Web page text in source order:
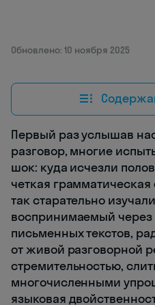
Обновлено: 10 ноября 2025
Первый раз услышав
разговор, многие
шок: куда исчезли
четкая грамматическая
так старательно
воспринимаемый через
письменных текстов,
от живой разговорной
стремительностью,
многочисленными
языковая